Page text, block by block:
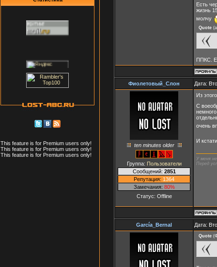
This feature is for Premium users only!
This feature is for Premium users only!
This feature is for Premium users only!
Есть
жизнь
молчу
Quote (
ППКС.
Фиолетовый_Слон Дата:
ten minutes older
Группа: Пользователи
Сообщений: 2851
Репутация: 1364
Замечания: 80%
Статус: Offline
Из
С
очень
И
У меня
Перед
García_Bernal Дата:
Quote (